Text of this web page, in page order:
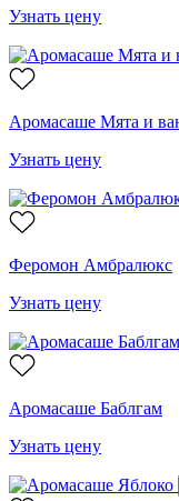
Узнать цену
Аромасаше Мята и
Узнать цену
Феромон Амбралюкс
Узнать цену
Аромасаше Баблгам
Узнать цену